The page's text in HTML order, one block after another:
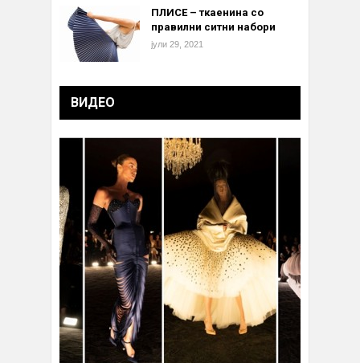
ПЛИСЕ – ткаенина со
правилни ситни набори
јули 29, 2021
ВИДЕО